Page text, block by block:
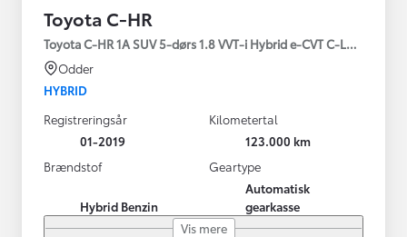
Toyota C-HR
Toyota C-HR 1A SUV 5-dørs 1.8 VVT-i Hybrid e-CVT C-LUB -
Odder
HYBRID
Registreringsår
01-2019
Kilometertal
123.000 km
Brændstof
Hybrid Benzin
Geartype
Automatisk
gearkasse
Vis mere